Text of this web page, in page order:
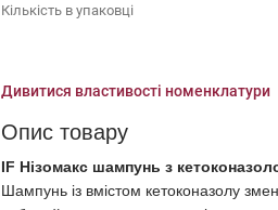
Кількість в упаковці
Дивитися властивості номенклатури
Опис товару
IF Нізомакс шампунь з
Шампунь із вмістом кетоконазолу